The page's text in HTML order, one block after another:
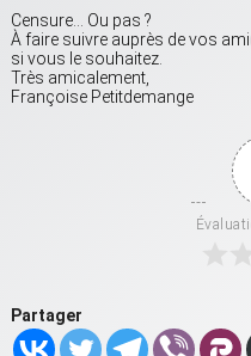
Censure… Ou pas ?
À faire suivre auprès de vos
si vous le souhaitez.
Très amicalement,
Françoise Petitdemange
Partager